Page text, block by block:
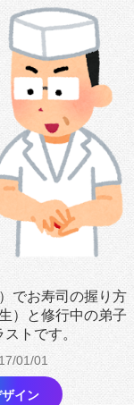
でお寿司の握り方
）と修行中の弟子
ストです。
01/01
イン